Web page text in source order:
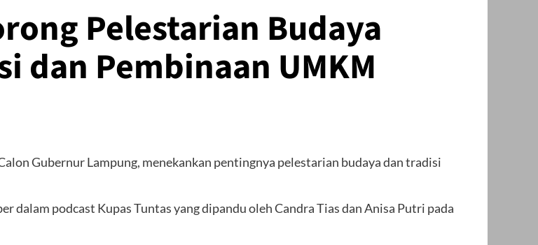
Pelestarian Budaya
dan Pembinaan UMKM
Gubernur Lampung, menekankan pentingnya pelestarian budaya dan tradisi
dalam podcast Kupas Tuntas yang dipandu oleh Candra Tias dan Anisa Putri pada